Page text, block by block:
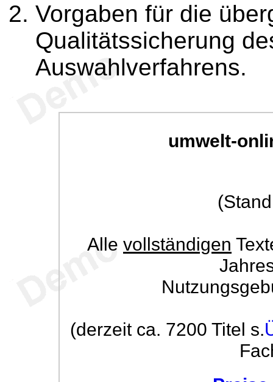
Vorgaben für die
Qualitätssicherung
Auswahlverfahrens.
umwelt-
Alle vollständigen
(derzeit ca. 7200 Titel s.